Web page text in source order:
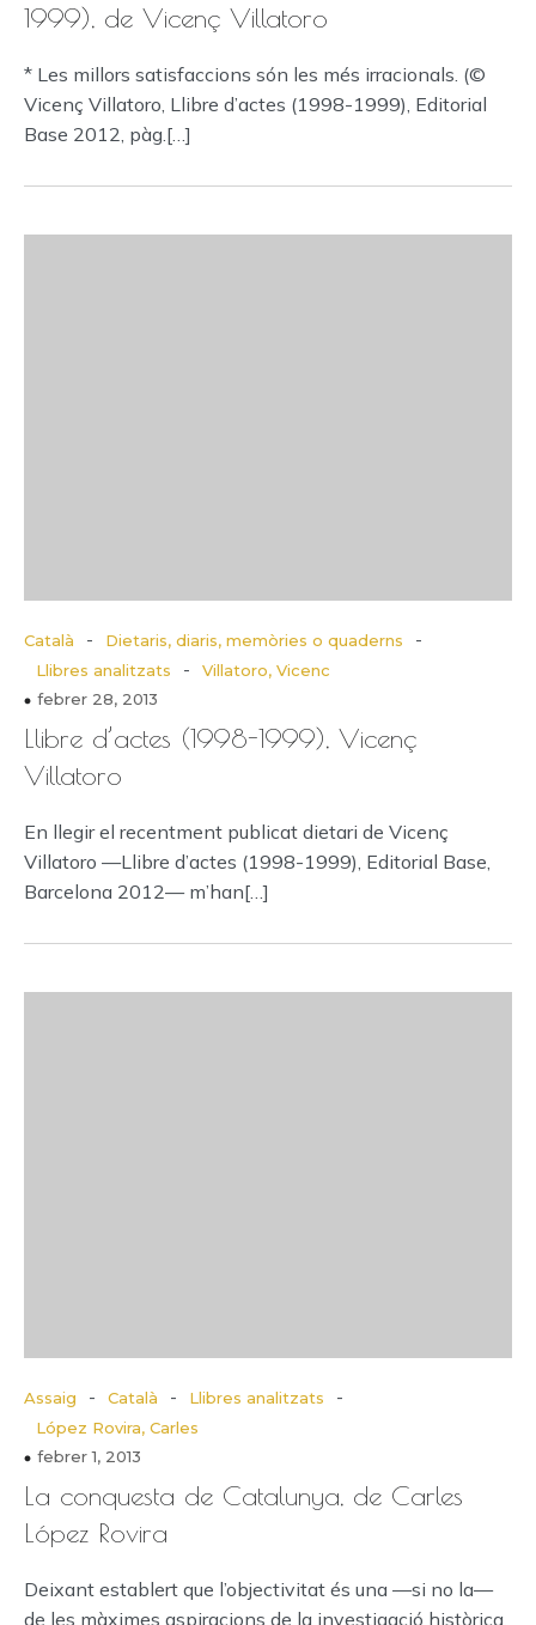
1999), de Vicenç Villatoro
* Les millors satisfaccions són les més irracionals. (©
Vicenç Villatoro, Llibre d’actes (1998-1999), Editorial
Base 2012, pàg.[…]
Català - Dietaris, diaris, memòries o quaderns -
Llibres analitzats -
Villatoro, Vicenc
febrer 28, 2013
Llibre d’actes (1998-1999), Vicenç
Villatoro
En llegir el recentment publicat dietari de Vicenç
Villatoro —Llibre d’actes (1998-1999), Editorial Base,
Barcelona 2012— m’han[…]
Assaig - Català - Llibres analitzats -
López Rovira, Carles
febrer 1, 2013
La conquesta de Catalunya, de Carles
López Rovira
Deixant establert que l’objectivitat és una —si no la—
de les màximes aspiracions de la investigació històrica,